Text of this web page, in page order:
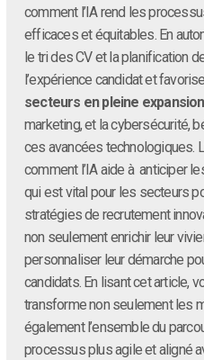
comment l’IA rend les
efficaces et équitables. En
le tri des CV et la planification
l’expérience candidat et
secteurs en pleine expansion
marketing, et la cybersécurité,
ces avancées technologiques.
comment l’IA aide à anticiper
qui est vital pour les secteurs
stratégies de recrutement
non seulement enrichir leur
personnaliser leur démarche
candidats. En lisant cet article,
transforme non seulement les
également l’ensemble du
processus plus agile et aligné